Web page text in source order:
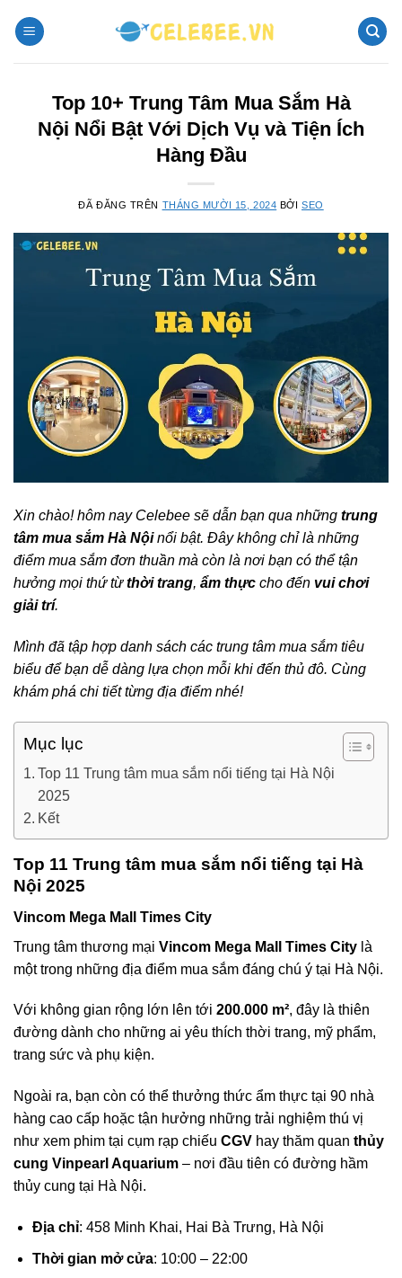
đến
Top 10+ Trung Tâm Mua Sắm Hà
Nội Nổi Bật Với Dịch Vụ và Tiện Ích
Hàng Đầu
ĐÃ ĐĂNG TRÊN THÁNG MƯỜI 15, 2024 BỞISEO
Xin chào! hôm nay Celebee sẽ dẫn bạn qua những trung
tâm mua sắm Hà Nộinổi bật. Đây không chỉ là những
điểm mua sắm đơn thuần mà còn là nơi bạn có thể tận
hưởng mọi thứ từthời trang, ẩm thực cho đến vui chơi
giải trí.
Mình đã tập hợp danh sách các trung tâm mua sắm tiêu
biểu để bạn dễ dàng lựa chọn mỗi khi đến thủ đô. Cùng
khám phá chi tiết từng địa điểm nhé!
Mục lục
Top 11 Trung tâm mua sắm nổi tiếng tại Hà Nội
2025
Kết
Top 11 Trung tâm mua sắm nổi tiếng tại Hà
Nội 2025
Vincom Mega Mall Times City
Trung tâm thương mại Vincom Mega Mall Times City là
một trong những địa điểm mua sắm đáng chú ý tại Hà Nội.
Với không gian rộng lớn lên tới 200.000 m², đây là thiên
đường dành cho những ai yêu thích thời trang, mỹ phẩm,
trang sức và phụ kiện.
Ngoài ra, bạn còn có thể thưởng thức ẩm thực tại 90 nhà
hàng cao cấp hoặc tận hưởng những trải nghiệm thú vị
như xem phim tại cụm rạp chiếu CGV hay thăm quan thủy
cung Vinpearl Aquarium – nơi đầu tiên có đường hầm
thủy cung tại Hà Nội.
Địa chỉ: 458 Minh Khai, Hai Bà Trưng, Hà Nội
Thời gian mở cửa: 10:00 – 22:00